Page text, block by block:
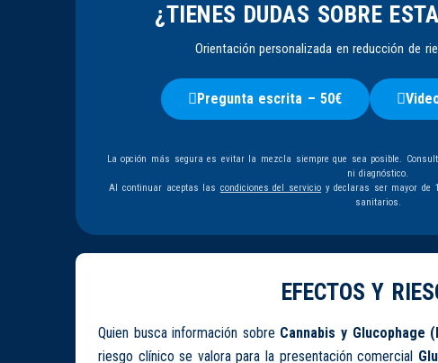
¿TIENES DUDAS SOBRE
Orientación personalizada en reducción de
Pregunta escrita – 50€
La opción más segura es evitar la mezcla siempre que sea posible.
ni diagnóstico.
Al continuar aceptas las condiciones del servicio y declaras ser mayor de
sanitarios.
EFECTOS Y
Quien busca información sobre Cannabis y Glucophage
riesgo clínico se valora para la presentación comercial